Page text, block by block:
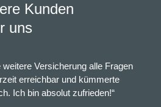
Kunden
uns
Versicherung alle Fragen
erreichbar und kümmerte
Ich bin absolut zufrieden!“